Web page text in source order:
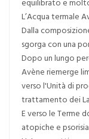
L’Acqua termale
Dalla
sgorga con una
Dopo un lungo
Avène riemerge
verso l'Unità di
trattamento dei
E verso le Terme
atopiche e